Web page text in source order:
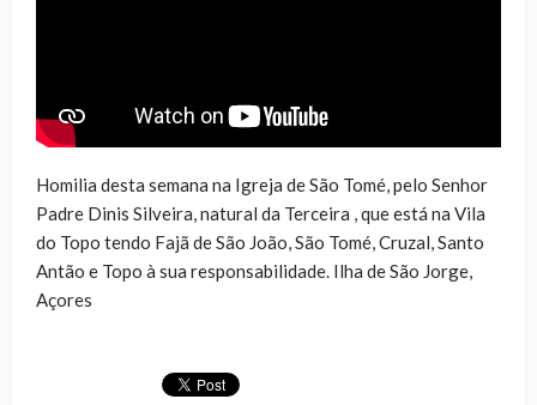
Homilia desta semana na Igreja de São Tomé, pelo Senhor
Padre Dinis Silveira, natural da Terceira , que está na Vila
do Topo tendo Fajã de São João, São Tomé, Cruzal, Santo
Antão e Topo à sua responsabilidade. Ilha de São Jorge,
Açores